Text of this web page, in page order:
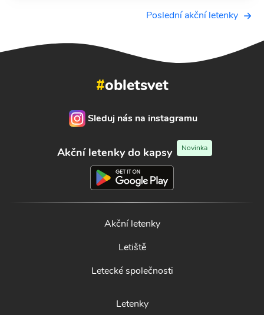
Poslední akční letenky
#obletsvet
Sleduj nás na instagramu
Akční letenky do kapsy Novinka
Akční letenky
Letiště
Letecké společnosti
Letenky